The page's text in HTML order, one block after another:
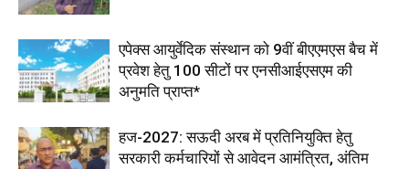
एपेक्स आयुर्वेदिक संस्थान को 9वीं बीएएमएस बैच में
प्रवेश हेतु 100 सीटों पर एनसीआईएसएम की
अनुमति प्राप्त*
हज-2027: सऊदी अरब में प्रतिनियुक्ति हेतु
सरकारी कर्मचारियों से आवेदन आमंत्रित, अंतिम